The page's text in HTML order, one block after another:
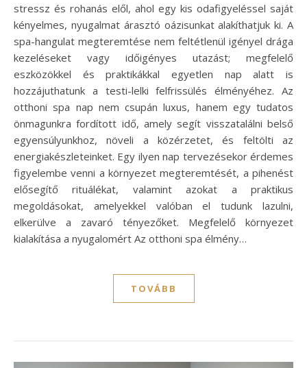
stressz és rohanás elől, ahol egy kis odafigyeléssel saját
kényelmes, nyugalmat árasztó oázisunkat alakíthatjuk ki. A
spa-hangulat megteremtése nem feltétlenül igényel drága
kezeléseket vagy időigényes utazást; megfelelő
eszközökkel és praktikákkal egyetlen nap alatt is
hozzájuthatunk a testi-lelki felfrissülés élményéhez. Az
otthoni spa nap nem csupán luxus, hanem egy tudatos
önmagunkra fordított idő, amely segít visszatalálni belső
egyensúlyunkhoz, növeli a közérzetet, és feltölti az
energiakészleteinket. Egy ilyen nap tervezésekor érdemes
figyelembe venni a környezet megteremtését, a pihenést
elősegítő rituálékat, valamint azokat a praktikus
megoldásokat, amelyekkel valóban el tudunk lazulni,
elkerülve a zavaró tényezőket. Megfelelő környezet
kialakítása a nyugalomért Az otthoni spa élmény…
TOVÁBB